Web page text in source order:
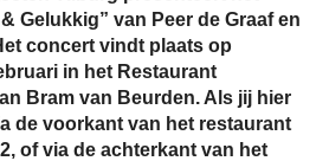
Gelukkig” van Peer de Graaf en
concert vindt plaats op
in het Restaurant
Bram van Beurden. Als jij hier
de voorkant van het restaurant
of via de achterkant van het